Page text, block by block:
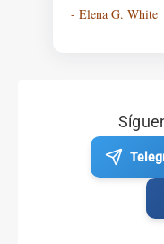
- Elena G. White